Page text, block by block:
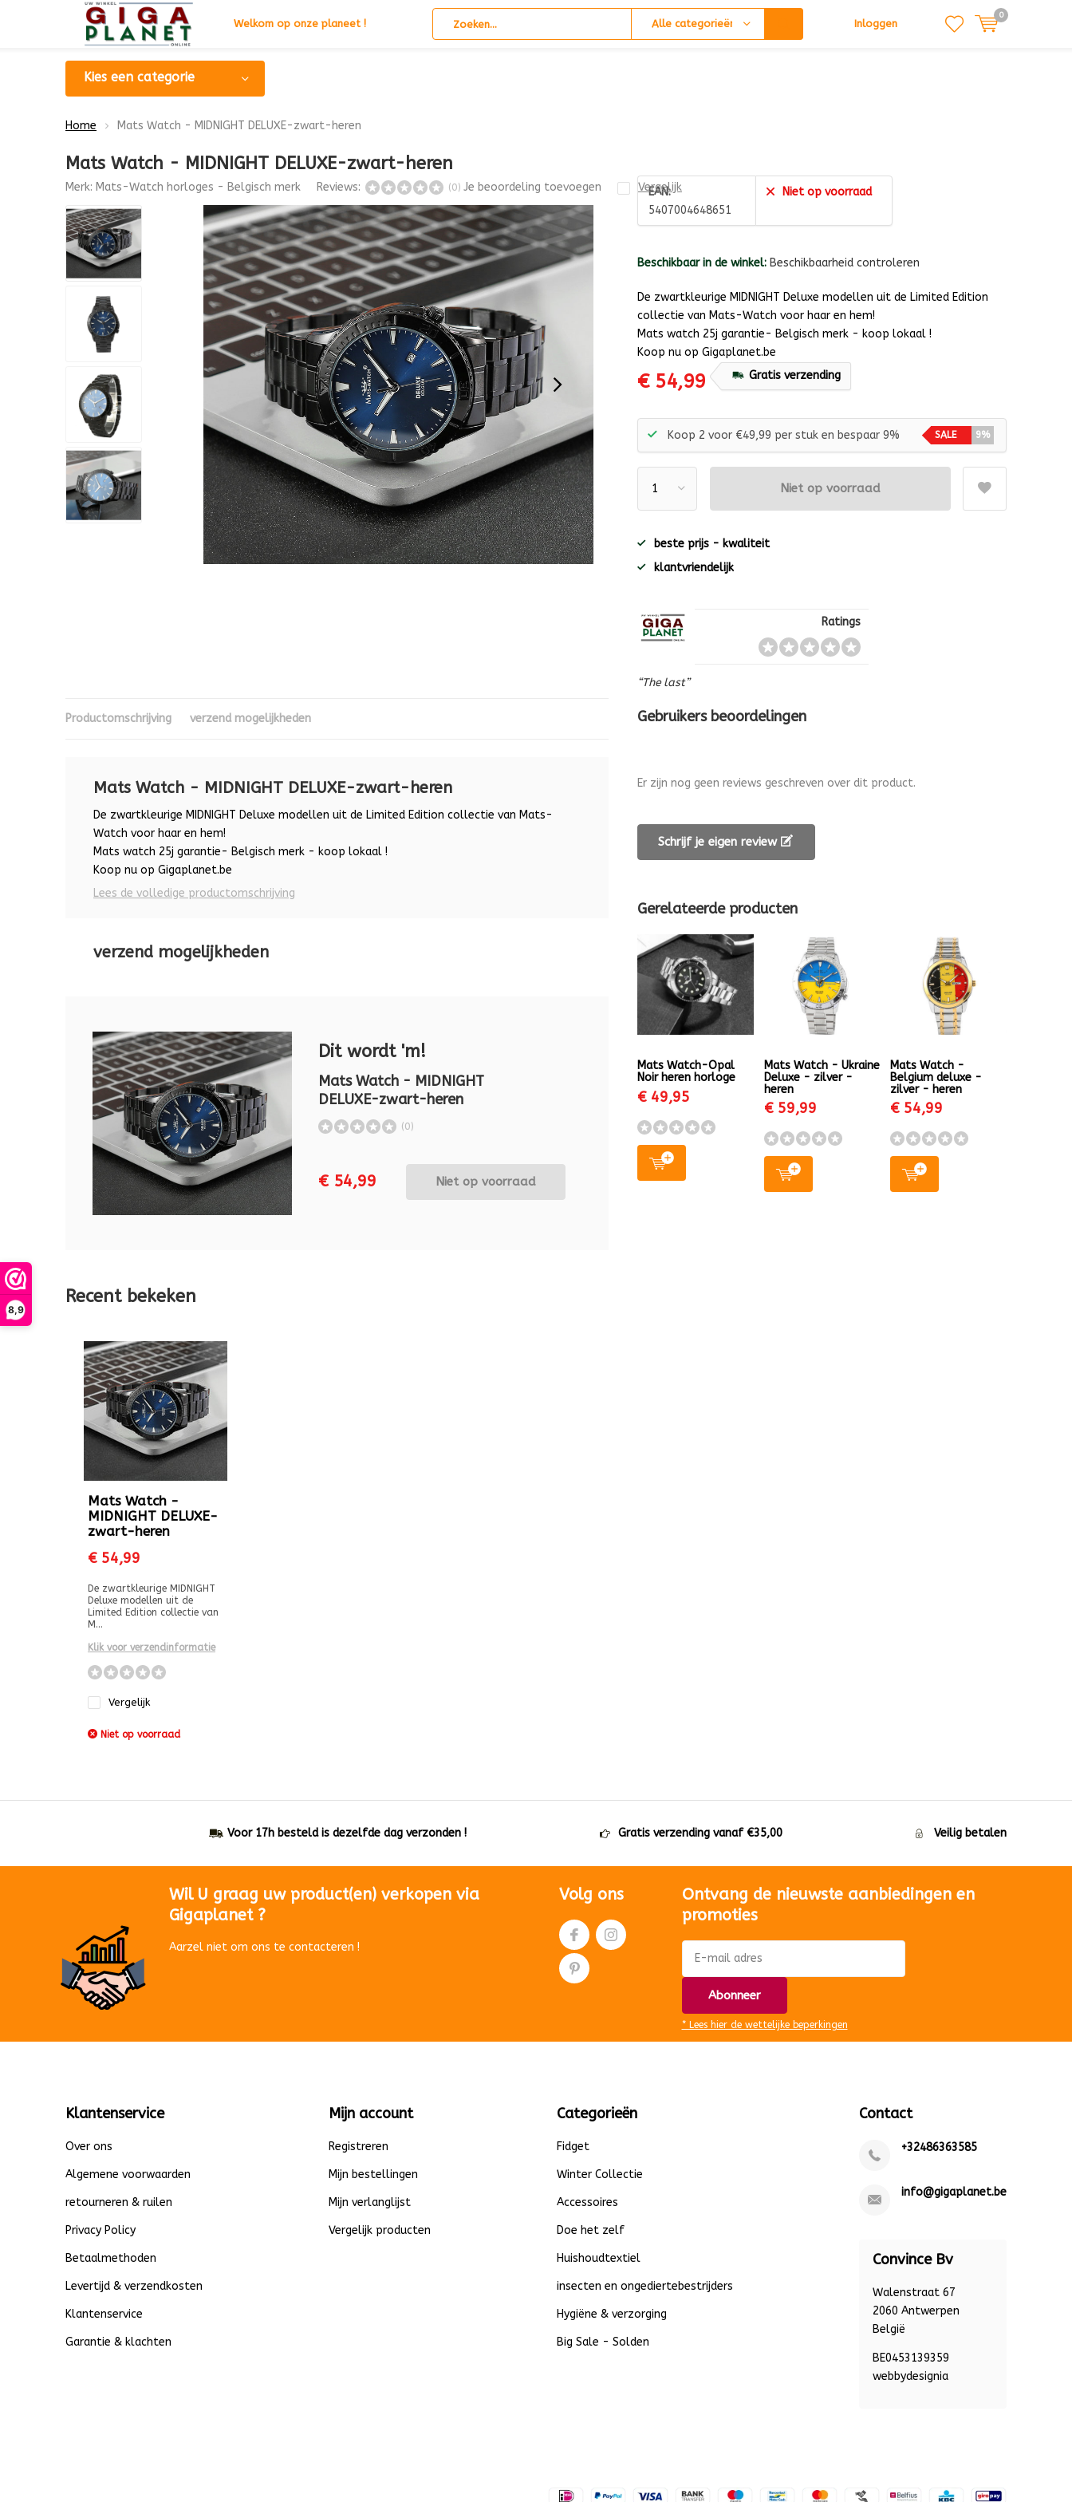
8,9
Welkom op onze planeet ! Alle categorieën Inloggen
0
Kies een categorie
Home Mats Watch - MIDNIGHT DELUXE-zwart-heren
Mats Watch - MIDNIGHT DELUXE-zwart-heren
Merk: Mats-Watch horloges - Belgisch merk Reviews: (0) Je beoordeling toevoegen Vergelijk
EAN:
5407004648651
Niet op voorraad
Beschikbaar in de winkel: Beschikbaarheid controleren
De zwartkleurige MIDNIGHT Deluxe modellen uit de Limited Edition
collectie van Mats-Watch voor haar en hem!
Mats watch 25j garantie- Belgisch merk - koop lokaal !
Koop nu op Gigaplanet.be
€ 54,99 Gratis verzending
Koop 2 voor €49,99 per stuk en bespaar 9% SALE 9%
Niet op voorraad
beste prijs - kwaliteit
klantvriendelijk
Ratings
“The last”
Productomschrijving verzend mogelijkheden
Mats Watch - MIDNIGHT DELUXE-zwart-heren
De zwartkleurige MIDNIGHT Deluxe modellen uit de Limited Edition collectie van Mats-
Watch voor haar en hem!
Mats watch 25j garantie- Belgisch merk - koop lokaal !
Koop nu op Gigaplanet.be
Lees de volledige productomschrijving
verzend mogelijkheden
Dit wordt 'm!
Mats Watch - MIDNIGHT
DELUXE-zwart-heren
(0)
€ 54,99 Niet op voorraad
Gebruikers beoordelingen
Er zijn nog geen reviews geschreven over dit product.
Schrijf je eigen review
Gerelateerde producten
Mats Watch-Opal
Noir heren horloge
€ 49,95
Mats Watch - Ukraine
Deluxe - zilver -
heren
€ 59,99
Mats Watch -
Belgium deluxe -
zilver - heren
€ 54,99
Recent bekeken
Mats Watch -
MIDNIGHT DELUXE-
zwart-heren
€ 54,99
De zwartkleurige MIDNIGHT
Deluxe modellen uit de
Limited Edition collectie van
M...
Klik voor verzendinformatie
Vergelijk
Niet op voorraad
Voor 17h besteld is dezelfde dag verzonden ! Gratis verzending vanaf €35,00 Veilig betalen
Wil U graag uw product(en) verkopen via
Gigaplanet ?
Aarzel niet om ons te contacteren !
Volg ons
Ontvang de nieuwste aanbiedingen en
promoties
Abonneer
* Lees hier de wettelijke beperkingen
Klantenservice
Over ons
Algemene voorwaarden
retourneren & ruilen
Privacy Policy
Betaalmethoden
Levertijd & verzendkosten
Klantenservice
Garantie & klachten
Mijn account
Registreren
Mijn bestellingen
Mijn verlanglijst
Vergelijk producten
Categorieën
Fidget
Winter Collectie
Accessoires
Doe het zelf
Huishoudtextiel
insecten en ongediertebestrijders
Hygiëne & verzorging
Big Sale - Solden
Contact
+32486363585
info@gigaplanet.be
Convince Bv
Walenstraat 67
2060 Antwerpen
België
BE0453139359
webbydesignia